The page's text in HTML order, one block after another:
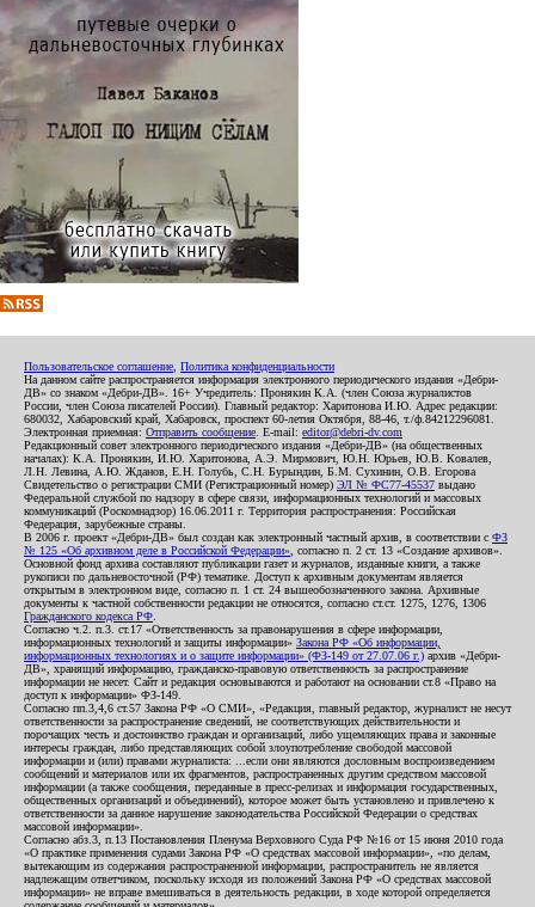
Пользовательское соглашение Политика конфиденциальности
На данном сайте распространяется информация электронного периодического издания «Дебри-
ДВ» со знаком «Дебри-ДВ». 16+ Учредитель: Пронякин К.А. (член Союза журналистов
России, член Союза писателей России). Главный редактор: Харитонова И.Ю. Адрес редакции:
680032, Хабаровский край, Хабаровск, проспект 60-летия Октября, 88-46, т./ф.84212296081.
Электронная приемная: Отправить сообщение . E-mail: editor@debri-dv.com
Редакционный совет электронного периодического издания «Дебри-ДВ» (на общественных
началах): К.А. Пронякин, И.Ю. Харитонова, А.Э. Мирмович, Ю.Н. Юрьев, Ю.В. Ковалев,
Л.Н. Левина, А.Ю. Жданов, Е.Н. Голубь, С.Н. Бурындин, Б.М. Сухинин, О.В. Егорова
Свидетельство о регистрации СМИ (Регистрационный номер) ЭЛ № ФС77-45537 выдано
Федеральной службой по надзору в сфере связи, информационных технологий и массовых
коммуникаций (Роскомнадзор) 16.06.2011 г. Территория распространения: Российская
Федерация, зарубежные страны.
В 2006 г. проект «Дебри-ДВ» был создан как электронный частный архив, в соответствии с ФЗ
№ 125 «Об архивном деле в Российской Федерации» , согласно п. 2 ст. 13 «Создание архивов».
Основной фонд архива составляют публикации газет и журналов, изданные книги, а также
рукописи по дальневосточной (РФ) тематике. Доступ к архивным документам является
открытым в электронном виде, согласно п. 1 ст. 24 вышеобозначенного закона. Архивные
документы к частной собственности редакции не относятся, согласно ст.ст. 1275, 1276, 1306
Гражданского кодекса РФ
Согласно ч.2. п.3. ст.17 «Ответственность за правонарушения в сфере информации,
информационных технологий и защиты информации» Закона РФ «Об информации,
информационных технологиях и о защите информации» (ФЗ-149 от 27.07.06 г.) архив «Дебри-
ДВ», хранящий информацию, гражданско-правовую ответственность за распространение
информации не несет. Сайт и редакция основываются и работают на основании ст.8 «Право на
доступ к информации» ФЗ-149.
Согласно пп.3,4,6 ст.57 Закона РФ «О СМИ», «Редакция, главный редактор, журналист не несут
ответственности за распространение сведений, не соответствующих действительности и
порочащих честь и достоинство граждан и организаций, либо ущемляющих права и законные
интересы граждан, либо представляющих собой злоупотребление свободой массовой
информации и (или) правами журналиста: ...если они являются дословным воспроизведением
сообщений и материалов или их фрагментов, распространенных другим средством массовой
информации (а также сообщения, переданные в пресс-релизах и информация государственных,
общественных организаций и объединений), которое может быть установлено и привлечено к
ответственности за данное нарушение законодательства Российской Федерации о средствах
массовой информации».
Согласно абз.3, п.13 Постановления Пленума Верховного Суда РФ №16 от 15 июня 2010 года
«О практике применения судами Закона РФ «О средствах массовой информации», «по делам,
вытекающим из содержания распространенной информации, распространитель не является
надлежащим ответчиком, поскольку исходя из положений Закона РФ «О средствах массовой
информации» не вправе вмешиваться в деятельность редакции, в ходе которой определяется